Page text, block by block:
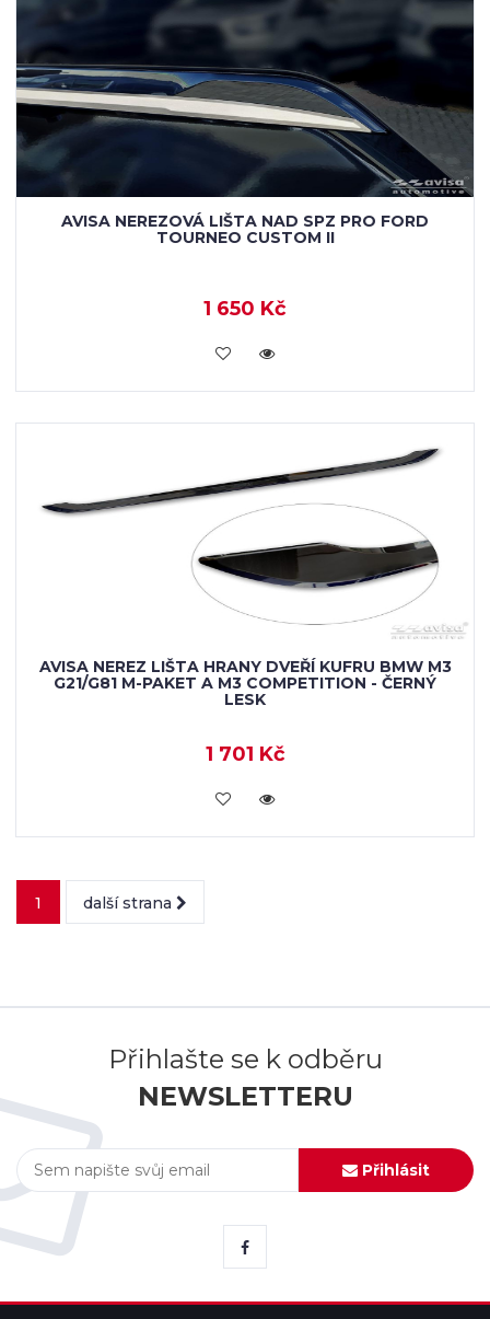
AVISA NEREZOVÁ LIŠTA NAD SPZ PRO FORD
TOURNEO CUSTOM II
1 650 Kč
VLOŽIT DO KOŠÍKU
AVISA NEREZ LIŠTA HRANY DVEŘÍ KUFRU BMW M3
G21/G81 M-PAKET A M3 COMPETITION - ČERNÝ
LESK
1 701 Kč
VLOŽIT DO KOŠÍKU
1 další strana
Přihlašte se k odběru
NEWSLETTERU
Přihlásit